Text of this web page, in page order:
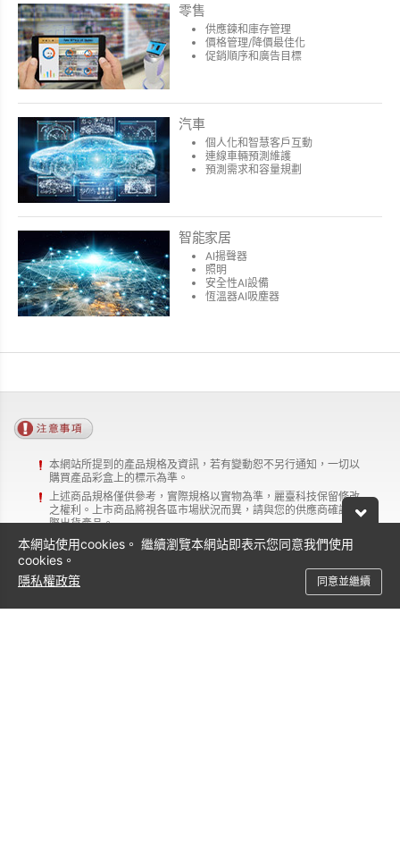
零售
供應鍊和庫存管理
價格管理/降價最佳化
促銷順序和廣告目標
汽車
個人化和智慧客戶互動
連線車輛預測維護
預測需求和容量規劃
智能家居
AI揚聲器
照明
安全性AI設備
恆溫器AI吸塵器
本網站所提到的產品規格及資訊，若有變動恕不另行通知，一切以
購買產品彩盒上的標示為準。
上述商品規格僅供參考，實際規格以實物為準，麗臺科技保留修改
之權利。上市商品將視各區市場狀況而異，請與您的供應商確認實
際出貨產品。
本網頁所標示附贈的轉接器、電纜和軟體等資訊僅供參考，麗臺保
有調整變動之權利，若有更動恕不另行通知。
上述提及的所有品牌及產品名稱皆為各所屬公司的商標。
本網站使用cookies。 繼續瀏覽本網站即表示您同意我們使用
cookies。
隱私權政策
同意並繼續